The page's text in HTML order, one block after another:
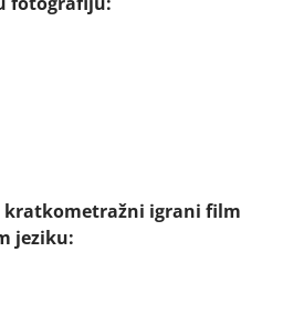
kratkometražni igrani film
jeziku: